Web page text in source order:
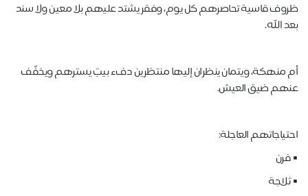
ظروف قاسية تحاصرهم كل يوم، وفقر يشتد عليهم بلا معين ولا سند
بعد الله.
أم منهكة، ويتمان ينظران إليها منتظرين دفء بيتٍ يسترهم ويخفّف
عنهم ضيق العيش.
احتياجاتهم العاجلة:
▪️ فرن
▪️ ثلاجة